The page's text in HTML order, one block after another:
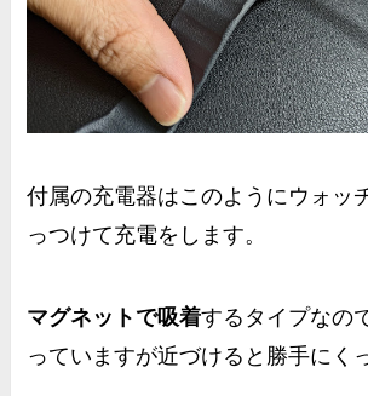
付属の充電器はこのようにウォッ
っつけて充電をします。
マグネットで吸着するタイプなの
っていますが近づけると勝手にく